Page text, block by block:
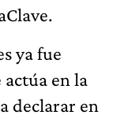
ya fue
en la
declarar en